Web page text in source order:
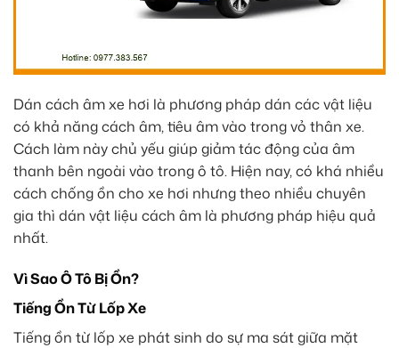
Dán cách âm xe hơi là phương pháp dán các vật liệu
có khả năng cách âm, tiêu âm vào trong vỏ thân xe.
Cách làm này chủ yếu giúp giảm tác động của âm
thanh bên ngoài vào trong ô tô. Hiện nay, có khá nhiều
cách chống ồn cho xe hơi nhưng theo nhiều chuyên
gia thì dán vật liệu cách âm là phương pháp hiệu quả
nhất.
Vì Sao Ô Tô Bị Ồn?
Tiếng Ồn Từ Lốp Xe
Tiếng ồn từ lốp xe phát sinh do sự ma sát giữa mặt